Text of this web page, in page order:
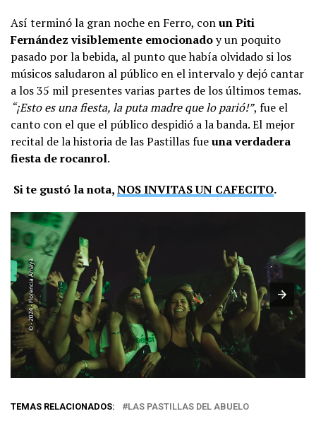
Así terminó la gran noche en Ferro, conun Piti
Fernández visiblemente emocionadoy un poquito
pasado por la bebida, al punto que había olvidado si los
músicos saludaron al público en el intervalo y dejó cantar
a los 35 mil presentes varias partes de los últimos temas.
“¡Esto es una fiesta, la puta madre que lo parió!”, fue el
canto con el que el público despidió a la banda. El mejor
recital de la historia de las Pastillas fueuna verdadera
fiesta de rocanrol.
Si te gustó la nota,NOS INVITAS UN CAFECITO.
TEMAS RELACIONADOS: LAS PASTILLAS DEL ABUELO